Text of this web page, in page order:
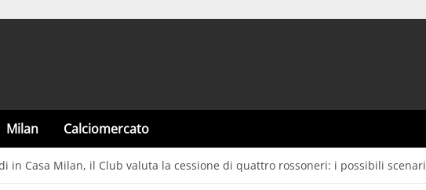
Milan Calciomercato
in Casa Milan, il Club valuta la cessione di quattro rossoneri: i possibili scenari